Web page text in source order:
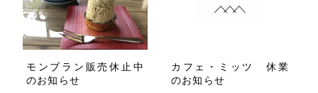
モンブラン販売休止中
のお知らせ
カフェ・ミッツ 休業
のお知らせ